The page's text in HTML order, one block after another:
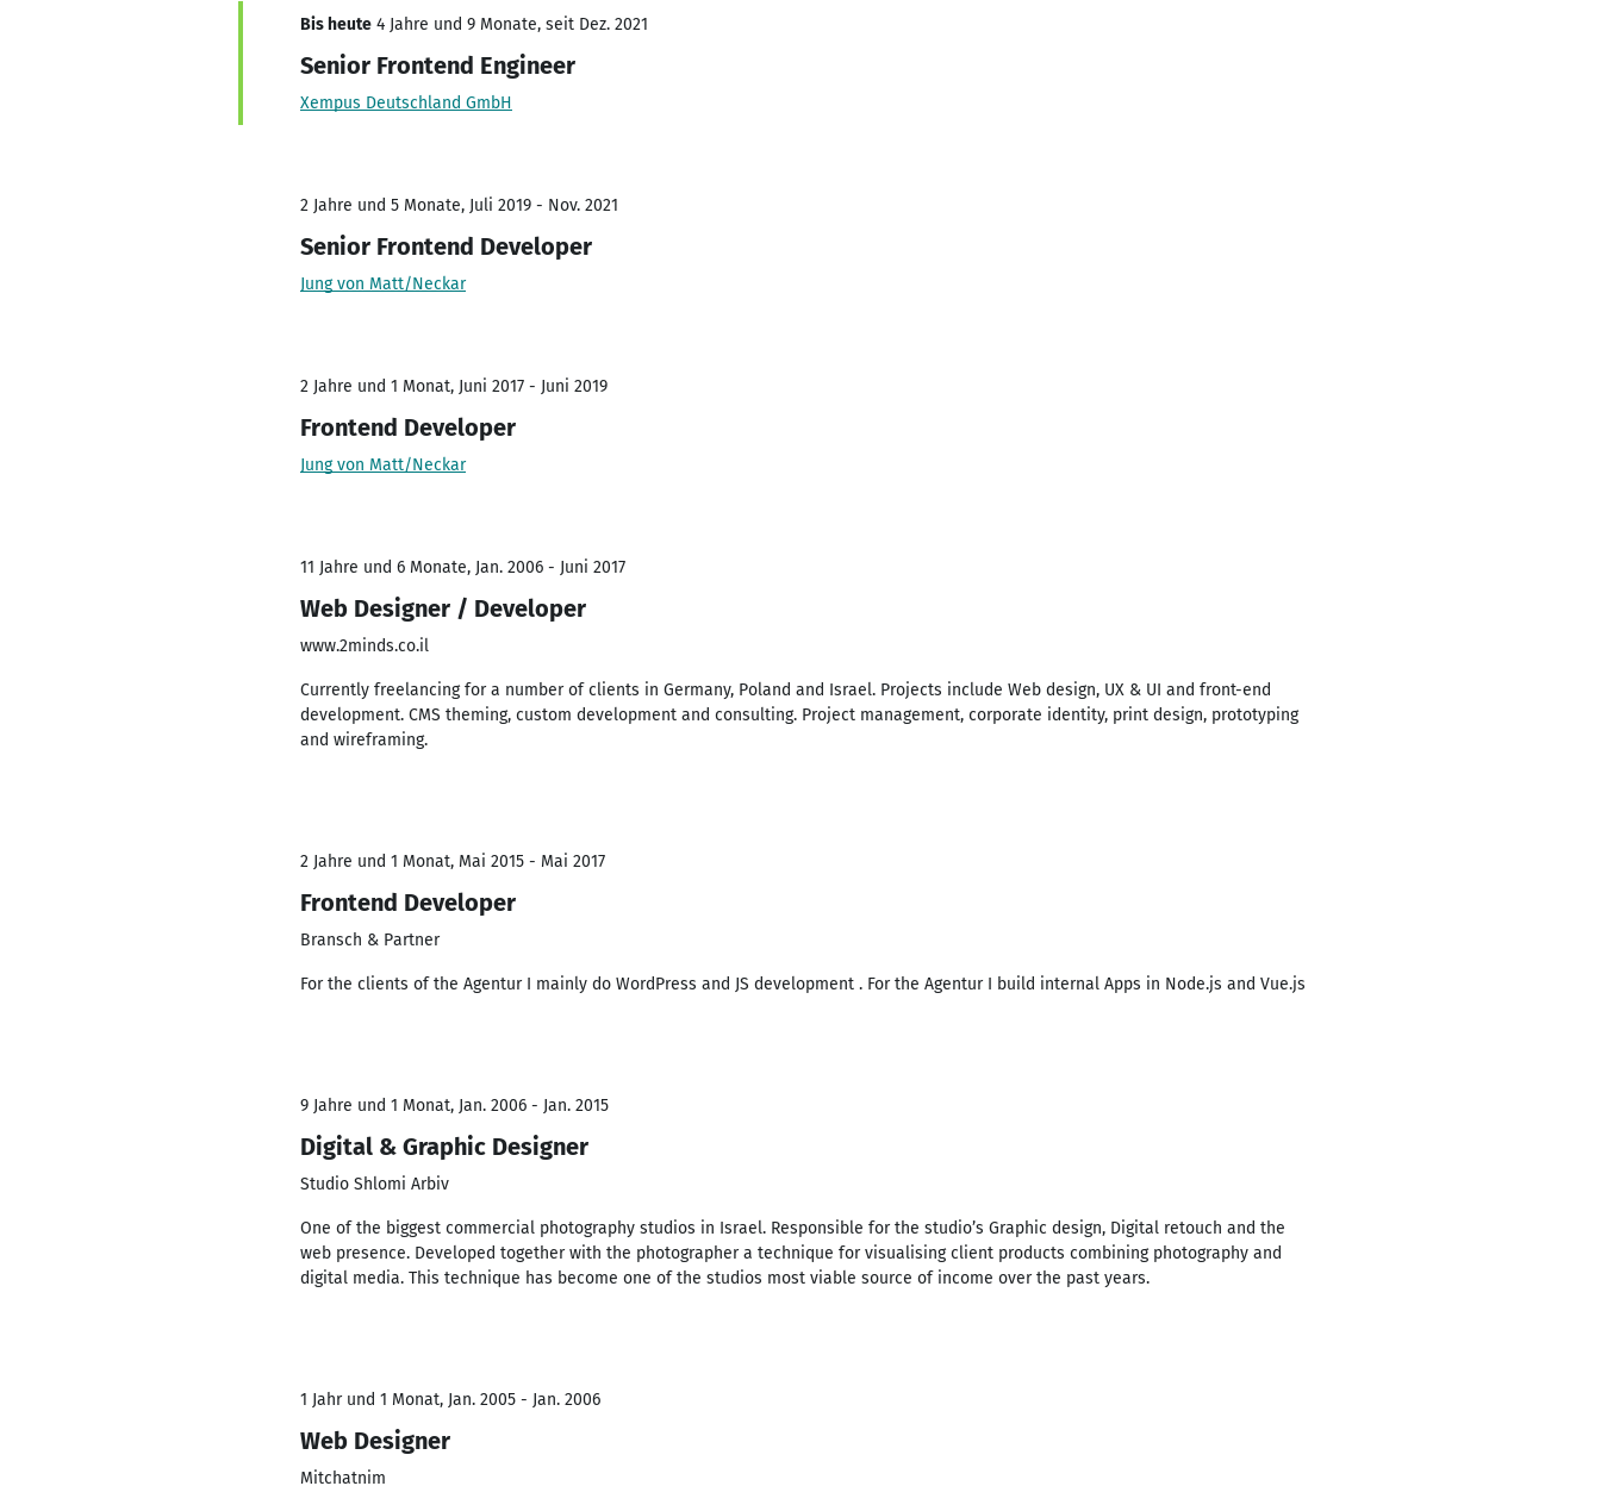
Bis heute 4 Jahre und 9 Monate, seit Dez. 2021
Senior Frontend Engineer
Xempus Deutschland GmbH
2 Jahre und 5 Monate, Juli 2019 - Nov. 2021
Senior Frontend Developer
Jung von Matt/Neckar
2 Jahre und 1 Monat, Juni 2017 - Juni 2019
Frontend Developer
Jung von Matt/Neckar
11 Jahre und 6 Monate, Jan. 2006 - Juni 2017
Web Designer / Developer
www.2minds.co.il
Currently freelancing for a number of clients in Germany, Poland and Israel. Projects include Web design, UX & UI and front-end
development. CMS theming, custom development and consulting. Project management, corporate identity, print design, prototyping
and wireframing.
2 Jahre und 1 Monat, Mai 2015 - Mai 2017
Frontend Developer
Bransch & Partner
For the clients of the Agentur I mainly do WordPress and JS development . For the Agentur I build internal Apps in Node.js and Vue.js
9 Jahre und 1 Monat, Jan. 2006 - Jan. 2015
Digital & Graphic Designer
Studio Shlomi Arbiv
One of the biggest commercial photography studios in Israel. Responsible for the studio’s Graphic design, Digital retouch and the
web presence. Developed together with the photographer a technique for visualising client products combining photography and
digital media. This technique has become one of the studios most viable source of income over the past years.
1 Jahr und 1 Monat, Jan. 2005 - Jan. 2006
Web Designer
Mitchatnim